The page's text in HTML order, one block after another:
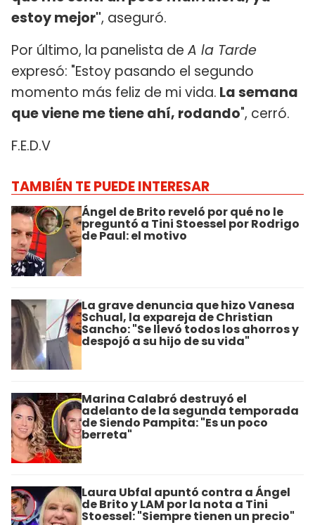
estoy mejor", aseguró.
Por último, la panelista deA la Tarde
expresó: "Estoy pasando el segundo
momento más feliz de mi vida. La semana
que viene me tiene ahí, rodando", cerró.
F.E.D.V
TAMBIÉN TE PUEDE INTERESAR
Ángel de Brito reveló por qué no le
preguntó a Tini Stoessel por Rodrigo
de Paul: el motivo
La grave denuncia que hizo Vanesa
Schual, la expareja de Christian
Sancho: "Se llevó todos los ahorros y
despojó a su hijo de su vida"
Marina Calabró destruyó el
adelanto de la segunda temporada
de Siendo Pampita: "Es un poco
berreta"
Laura Ubfal apuntó contra a Ángel
de Brito y LAM por la nota a Tini
Stoessel: "Siempre tienen un precio"